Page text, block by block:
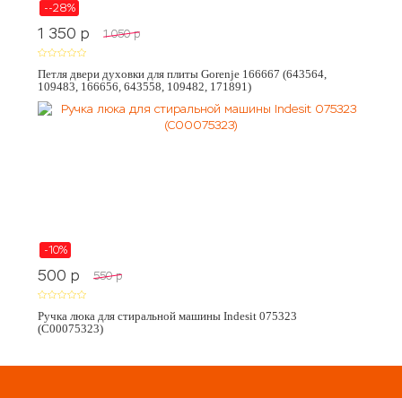
--28%
1 350 p 1 050 p
Петля двери духовки для плиты Gorenje 166667 (643564,
109483, 166656, 643558, 109482, 171891)
-10%
500 p 550 p
Ручка люка для стиральной машины Indesit 075323
(C00075323)